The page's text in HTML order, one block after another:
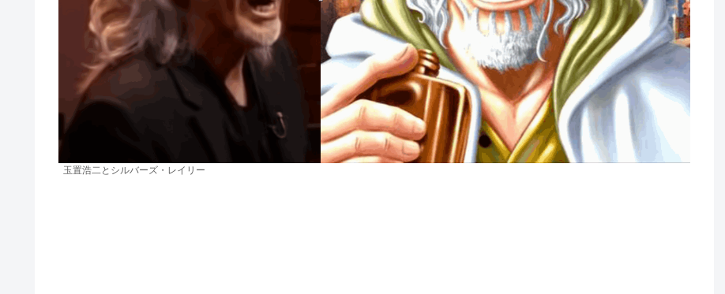
玉置浩二とシルバーズ・レイリー